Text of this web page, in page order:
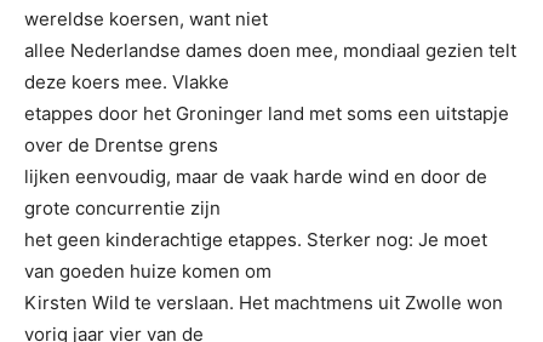
wereldse koersen, want niet
allee Nederlandse dames doen mee, mondiaal gezien telt
deze koers mee. Vlakke
etappes door het Groninger land met soms een uitstapje
over de Drentse grens
lijken eenvoudig, maar de vaak harde wind en door de
grote concurrentie zijn
het geen kinderachtige etappes. Sterker nog: Je moet
van goeden huize komen om
Kirsten Wild te verslaan. Het machtmens uit Zwolle won
vorig jaar vier van de